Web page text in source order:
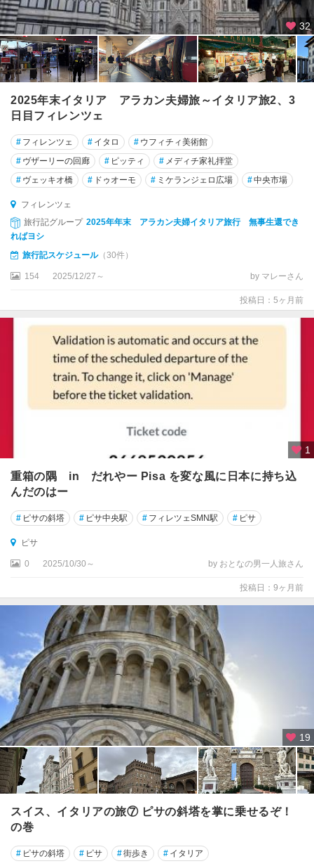
ロ
コ
ル
チ
ナ
ダ
ン
ペ
ッ
ツ
オ
ト
ー
ナ
デ
サ
ン
ミ
ニ
ー
マ
ル
ゲ
リ
ー
タ
リ
グ
レ
ン
レ
モ
32
2025年末イタリア アラカン夫婦旅～イタリア旅2、3
日目フィレンツェ
# フィレンツェ # イタロ # ウフィチィ美術館
# ヴザーリーの回廊 # ピッティ # メディチ家礼拝堂
# ヴェッキオ橋 # ドゥオーモ # ミケランジェロ広場 #中央市場
フィレンツェ
旅行記グループ 2025年年末 アラカン夫婦イタリア旅行 無事生還でき
ればヨシ
旅行記スケジュール（30件）
154 2025/12/27～ by マレーさん
投稿日：5ヶ月前
1
重箱の隅 in だれやー Pisa を変な風に日本に持ち込
んだのはー
# ピサの斜塔 # ピサ中央駅 # フィレツェSMN駅 # ピサ
ピサ
0 2025/10/30～ by おとなの男一人旅さん
投稿日：9ヶ月前
19
スイス、イタリアの旅⑦ ピサの斜塔を掌に乗せるぞ！
の巻
# ピサの斜塔 # ピサ #街歩き # イタリア